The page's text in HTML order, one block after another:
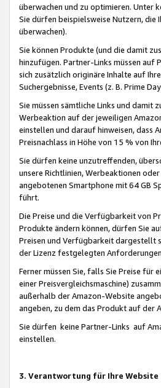
überwachen und zu optimieren. Unter
Sie dürfen beispielsweise Nutzern, die
überwachen).
Sie können Produkte (und die damit
hinzufügen. Partner-Links müssen auf
sich zusätzlich originäre Inhalte auf
Suchergebnisse, Events (z. B. Prime
Sie müssen sämtliche Links und
Werbeaktion auf der jeweiligen
einstellen und darauf hinweisen, dass
Preisnachlass in Höhe von 15 % von
Sie dürfen keine unzutreffenden,
unsere Richtlinien, Werbeaktionen
angebotenen Smartphone mit 64 GB
führt.
Die Preise und die Verfügbarkeit von
Produkte ändern können, dürfen Sie
Preisen und Verfügbarkeit dargestellt
der Lizenz festgelegten
Ferner müssen Sie, falls Sie Preise für
einer Preisvergleichsmaschine)
außerhalb der Amazon-Website
angeben, zu dem das Produkt auf der
Sie dürfen keine Partner-Links auf
einstellen.
3. Verantwortung für Ihre Website